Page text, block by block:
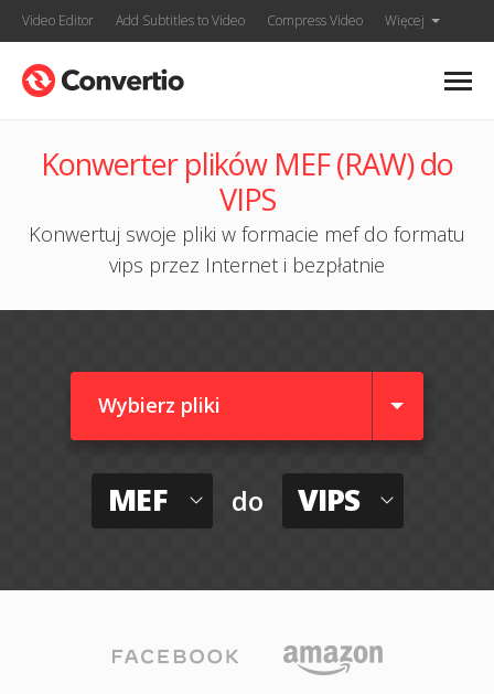
Video Editor Add Subtitles to Video Compress Video Więcej
Konwerter plików MEF (RAW) do
VIPS
Konwertuj swoje pliki w formacie mef do formatu
vips przez Internet i bezpłatnie
Wybierz pliki
MEF do VIPS